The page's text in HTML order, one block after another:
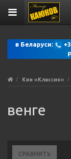
в Беларуси:
Кии «Классик»
венге
СРАВНИТЬ